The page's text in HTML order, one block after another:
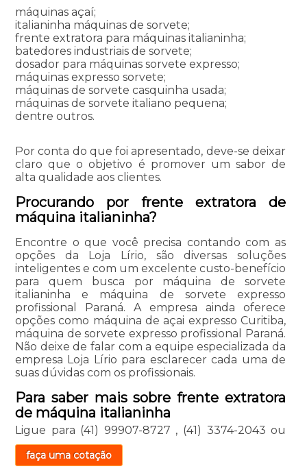
máquinas açaí;
italianinha máquinas de sorvete;
frente extratora para máquinas italianinha;
batedores industriais de sorvete;
dosador para máquinas sorvete expresso;
máquinas expresso sorvete;
máquinas de sorvete casquinha usada;
máquinas de sorvete italiano pequena;
dentre outros.
Por conta do que foi apresentado, deve-se deixar
claro que o objetivo é promover um sabor de
alta qualidade aos clientes.
Procurando por frente extratora de
máquina italianinha?
Encontre o que você precisa contando com as
opções da Loja Lírio, são diversas soluções
inteligentes e com um excelente custo-benefício
para quem busca por máquina de sorvete
italianinha e máquina de sorvete expresso
profissional Paraná. A empresa ainda oferece
opções como máquina de açai expresso Curitiba,
máquina de sorvete expresso profissional Paraná.
Não deixe de falar com a equipe especializada da
empresa Loja Lírio para esclarecer cada uma de
suas dúvidas com os profissionais.
Para saber mais sobre frente extratora
de máquina italianinha
Ligue para (41) 99907-8727 , (41) 3374-2043 ou
faça uma cotação